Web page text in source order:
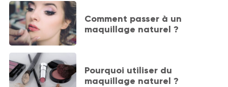
Comment passer à un
maquillage naturel ?
Pourquoi utiliser du
maquillage naturel ?